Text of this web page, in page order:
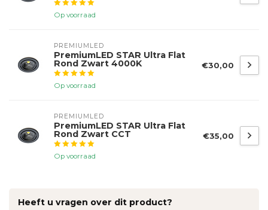
Op voorraad
PREMIUMLED
PremiumLED STAR Ultra Flat
Rond Zwart 4000K
Op voorraad
€30,00
PREMIUMLED
PremiumLED STAR Ultra Flat
Rond Zwart CCT
Op voorraad
€35,00
Heeft u vragen over dit product?